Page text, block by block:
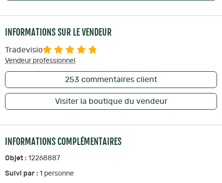
INFORMATIONS SUR LE VENDEUR
Tradevisio
Vendeur professionnel
253 commentaires client
Visiter la boutique du vendeur
INFORMATIONS COMPLÉMENTAIRES
Objet : 12268887
Suivi par : 1 personne